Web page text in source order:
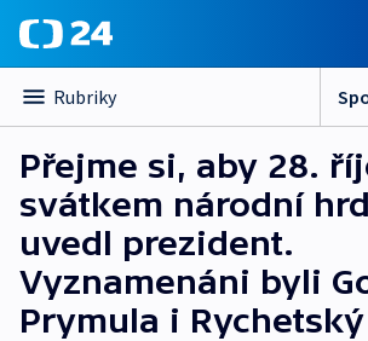
Rubriky
Přejme si, aby 28.
svátkem národní
uvedl prezident.
Vyznamenáni byli
Prymula i Rychetský